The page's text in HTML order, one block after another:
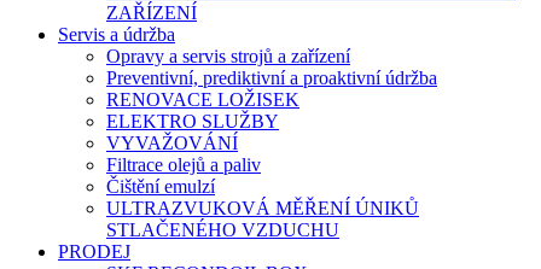
ZAŘÍZENÍ
Servis a údržba
Opravy a servis strojů a zařízení
Preventivní, prediktivní a proaktivní údržba
RENOVACE LOŽISEK
ELEKTRO SLUŽBY
VYVAŽOVÁNÍ
Filtrace olejů a paliv
Čištění emulzí
ULTRAZVUKOVÁ MĚŘENÍ ÚNIKŮ
STLAČENÉHO VZDUCHU
PRODEJ